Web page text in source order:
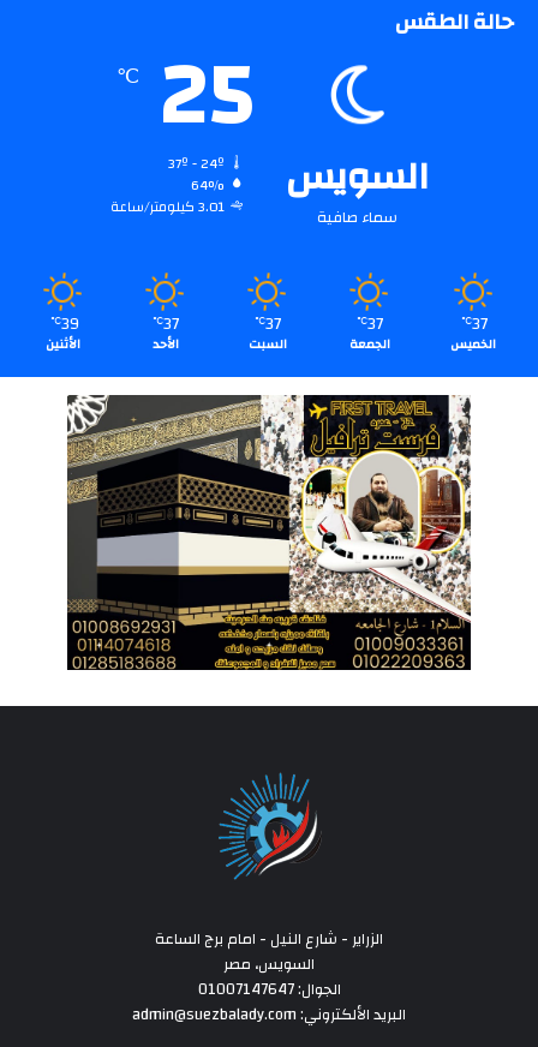
حالة الطقس
السويس
سماء صافية
25
℃
64%
3.01 كيلومتر/ساعة
37
℃
الخميس
37
℃
الجمعة
37
℃
السبت
37
℃
الأحد
39
℃
الأثنين
الزراير - شارع النيل - امام برج الساعة
السويس، مصر
الجوال: 01007147647
البريد الألكتروني: admin@suezbalady.com